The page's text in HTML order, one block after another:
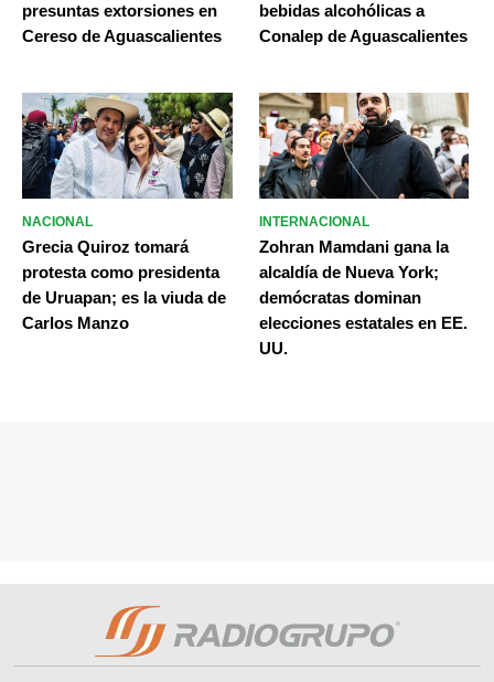
presuntas extorsiones en
Cereso de Aguascalientes
bebidas alcohólicas a
Conalep de Aguascalientes
NACIONAL
Grecia Quiroz tomará
protesta como presidenta
de Uruapan; es la viuda de
Carlos Manzo
INTERNACIONAL
Zohran Mamdani gana la
alcaldía de Nueva York;
demócratas dominan
elecciones estatales en EE.
UU.